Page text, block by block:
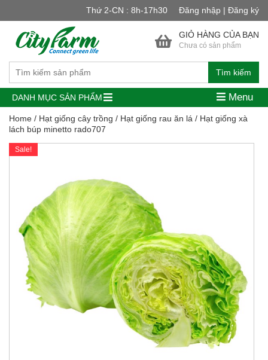
Thứ 2-CN : 8h-17h30 Đăng nhập | Đăng ký
Tìm kiếm
GIỎ HÀNG CỦA BẠN
Chưa có sản phẩm
DANH MỤC SẢN PHẨM Menu
Home / Hạt giống cây trồng / Hạt giống rau ăn lá / Hạt giống xà
lách búp minetto rado707
Sale!